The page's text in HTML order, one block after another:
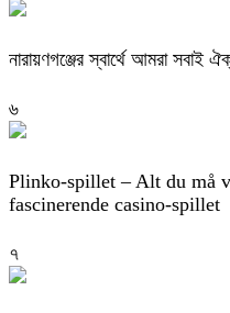
নারায়ণগঞ্জের স্বার্থে আমরা সবাই
৬
Plinko-spillet – Alt du må
fascinerende casino-spillet
৭